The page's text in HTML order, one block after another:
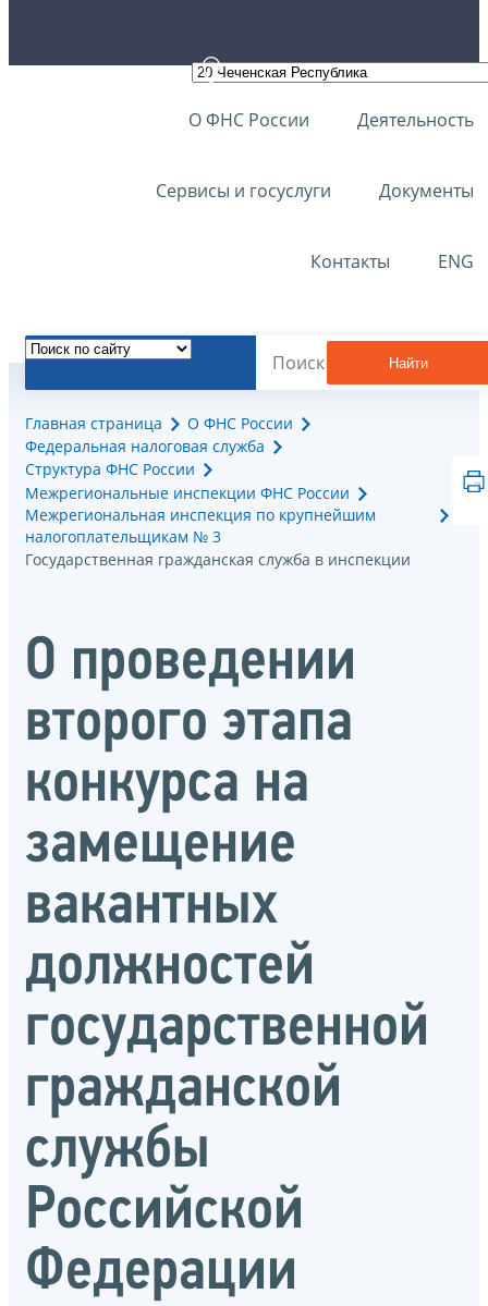
О ФНС России Деятельность
Сервисы и госуслуги Документы
Контакты ENG
Найти
Главная страница
О ФНС России
Федеральная налоговая служба
Структура ФНС России
Межрегиональные инспекции ФНС России
Межрегиональная инспекция по крупнейшим
налогоплательщикам № 3
Государственная гражданская служба в инспекции
О проведении
второго этапа
конкурса на
замещение
вакантных
должностей
государственной
гражданской
службы
Российской
Федерации